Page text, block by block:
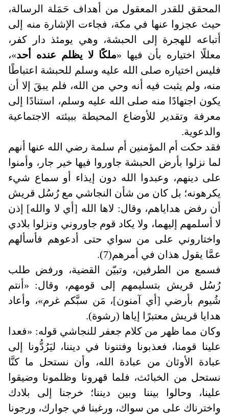
المحقق للقدر المعقول من أهداف حَمَلة الرسالة،
حيث عجزوا عنها في مكة، فجاءت الإشارة منه إلى
أتباعه للهجرة إلى الحبشة، وهي يومئذ دار كفر،
معللًا اختياره بأن فيها «ملكًا لا يظلم عنده أحد»،
فليس اختياره صلى الله عليه وسلم للحبشة اعتباطًا
منه، ولم يثبت فيه أنه وحي من الله، فلم يبقَ إلا أن
يكون اجتهادًا منه صلى الله عليه وسلم، استنادًا إلى
معرفة وتقدير للأوضاع المحيطة ببيئته الاجتماعية
والدعوية.
فقد حكت أم المؤمنين أم سلمة رضي الله عنها أنهم
لما نزلوا بأرض الحبشة جاوروا فيها خير جار، وأمنوا
على دينهم، وعبدوا الله دون إيذاء أو سماع شيء
يكرهونه؛ بل كان من شأن النجاشي مع رُسُل قريش
أن رفض هداياهم، وقال: لاها الله [أي لا والله] إذن
لا أسلمهم إليهما، ولا يكاد قوم جاوروني ونزلوا بلادي
واختاروني على من سواي حتى أدعوهم فأسألهم
عمَّا يقول هذان في أمرهم(7).
فسمع من الطرفين، وتبيّن القضية، ورفض طلب
رُسُل قريش بتسليمهم إلى قومهم، وقال: «أنتم
شُيوم بأرضي [أي آمنون]، مَن سبَّكم غرم»، وأعاد
هدايا قريش معتبرًا إياها (رشوة).
وكان مما ظهر من كلام جعفر للنجاشي قوله: «فعدا
علينا قومنا، فعذبونا وفتنونا في ديننا، ليَرُدُّونا إلى
عبادة الأوثان من عبادة الله، وأن نستحل ما كنَّا
نستحل من الخبائث، فلما قهرونا وظلمونا وضيقوا
علينا، وحالوا بيننا وبين ديننا؛ خرجنا إلى بلادك
واخترناك على من سواك، ورغبنا في جوارك، ورجونا